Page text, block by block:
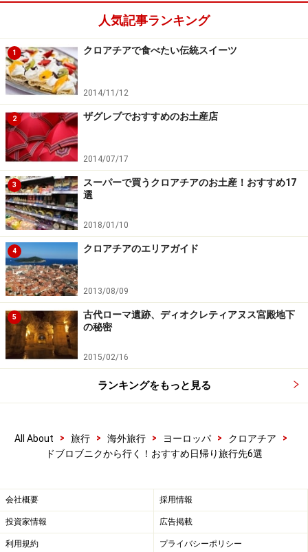
人気記事ランキング
1 クロアチアで食べたい伝統スイーツ
2014/11/12
2 ザグレブでおすすめのお土産店
2014/07/17
3
スーパーで買うクロアチアのお土産！おすすめ17
選
2018/01/10
4 クロアチアのエリアガイド
2013/08/09
5
古代ローマ遺跡、ディオクレティアヌス宮殿地下
の秘密
2015/02/16
ランキングをもっと見る
All About > 旅行 > 海外旅行 > ヨーロッパ > クロアチア
>
ドブロブニクから行く！おすすめ日帰り旅行先6選
会社概要 採用情報
投資家情報 広告掲載
利用規約 プライバシーポリシー